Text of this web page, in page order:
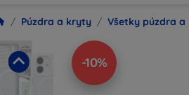
Púzdra a kryty Všetky púzdra
-10%